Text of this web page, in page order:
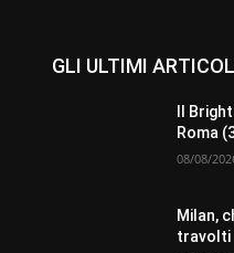
GLI ULTIMI
Il
Roma
08/08/
Milan,
travolti